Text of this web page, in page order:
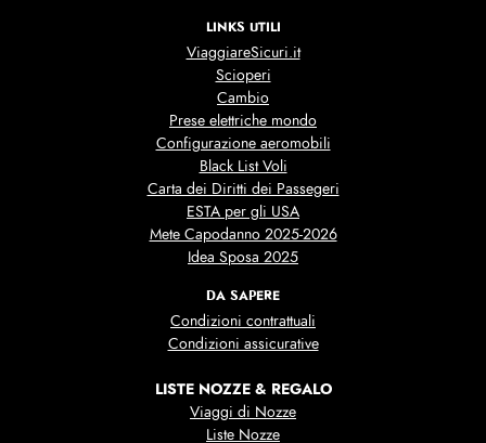
LINKS UTILI
ViaggiareSicuri.it
Scioperi
Cambio
Prese elettriche mondo
Configurazione aeromobili
Black List Voli
Carta dei Diritti dei Passegeri
ESTA per gli USA
Mete Capodanno 2025-2026
Idea Sposa 2025
DA SAPERE
Condizioni contrattuali
Condizioni assicurative
LISTE NOZZE & REGALO
Viaggi di Nozze
Liste Nozze